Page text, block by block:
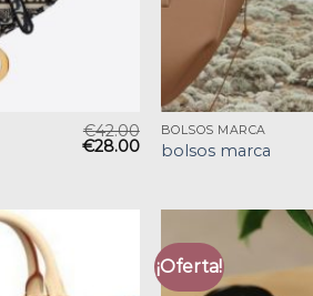
€42.00
€28.00
BOLSOS MARCA
bolsos marca
¡Oferta!